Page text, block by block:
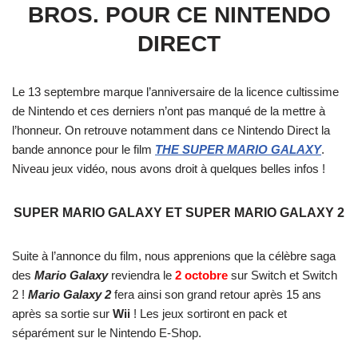
BROS. POUR CE NINTENDO
DIRECT
Le 13 septembre marque l’anniversaire de la licence cultissime
de Nintendo et ces derniers n’ont pas manqué de la mettre à
l’honneur. On retrouve notamment dans ce Nintendo Direct la
bande annonce pour le film THE SUPER MARIO GALAXY.
Niveau jeux vidéo, nous avons droit à quelques belles infos !
SUPER MARIO GALAXY ET SUPER MARIO GALAXY 2
Suite à l’annonce du film, nous apprenions que la célèbre saga
des Mario Galaxyreviendra le 2 octobre sur Switch et Switch
2 ! Mario Galaxy 2fera ainsi son grand retour après 15 ans
après sa sortie sur Wii ! Les jeux sortiront en pack et
séparément sur le Nintendo E-Shop.